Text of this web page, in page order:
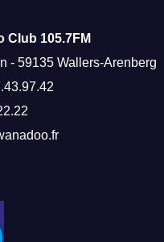
Club 105.7FM
- 59135 Wallers-Arenberg